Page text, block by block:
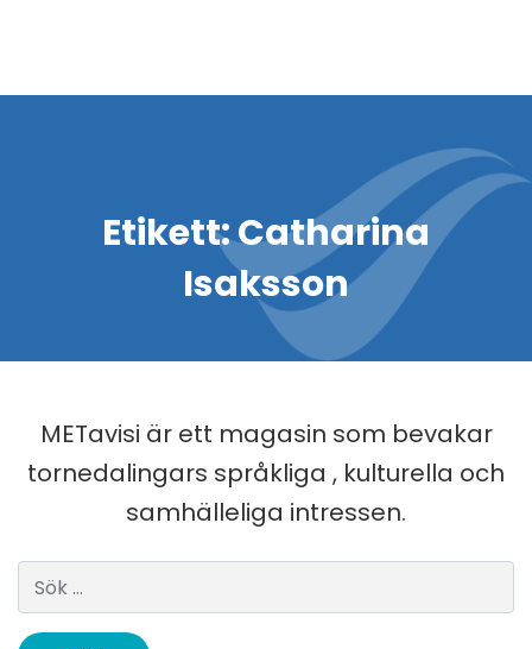
Etikett:Catharina
Isaksson
METavisi är ett magasin som bevakar
tornedalingars språkliga , kulturella och
samhälleliga intressen.
Sök efter: